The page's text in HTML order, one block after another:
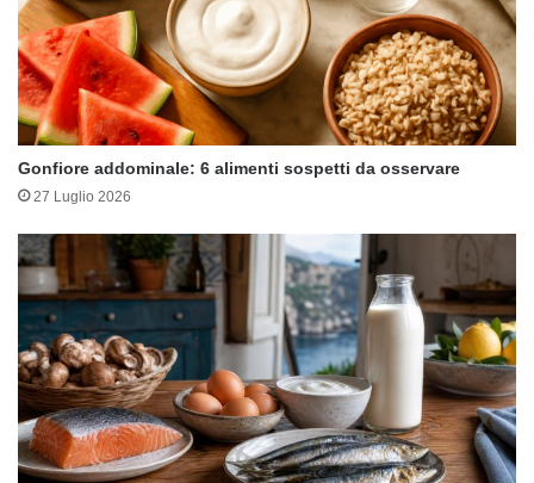
Gonfiore addominale: 6 alimenti sospetti da osservare
27 Luglio 2026